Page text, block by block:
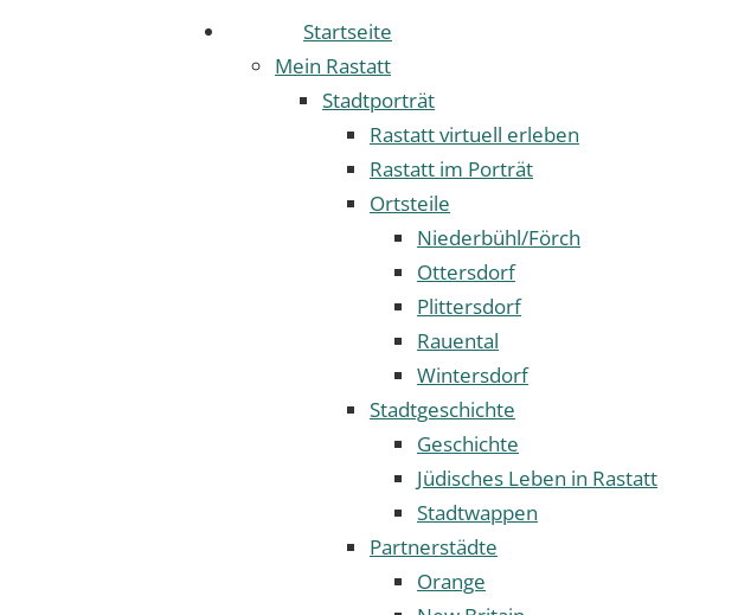
Startseite
Mein Rastatt
Stadtporträt
Rastatt virtuell erleben
Rastatt im Porträt
Ortsteile
Niederbühl/Förch
Ottersdorf
Plittersdorf
Rauental
Wintersdorf
Stadtgeschichte
Geschichte
Jüdisches Leben in Rastatt
Stadtwappen
Partnerstädte
Orange